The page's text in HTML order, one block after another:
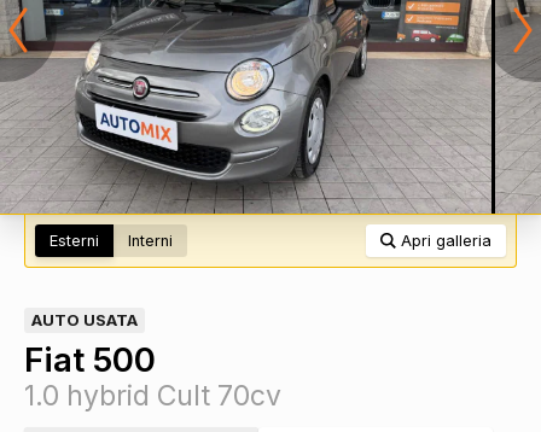
Esterni Interni Apri galleria
AUTO USATA
Fiat 500
1.0 hybrid Cult 70cv